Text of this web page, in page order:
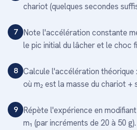
chariot (quelques secondes
7 Note l'accélération constante
le pic initial du lâcher et le choc
8 Calcule l'accélération théorique :
où m₂ est la masse du chariot +
9 Répète l'expérience en
m₁ (par incréments de 20 à 50